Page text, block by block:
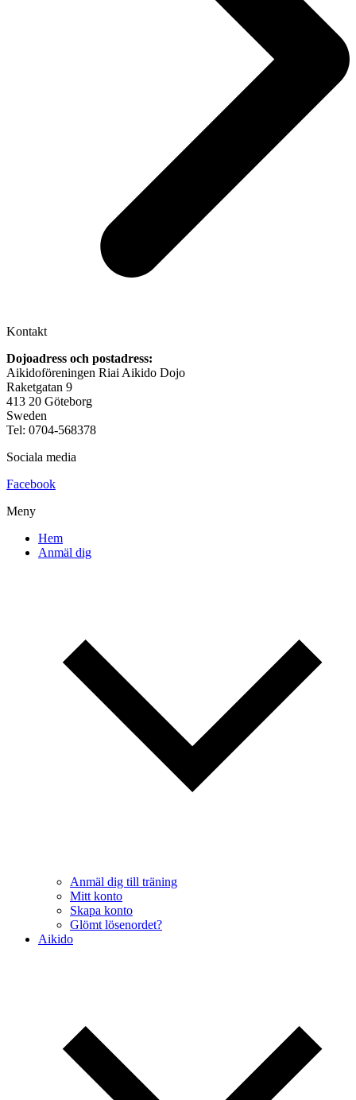
Kontakt
Dojoadress och postadress:
Aikidoföreningen Riai Aikido Dojo
Raketgatan 9
413 20 Göteborg
Sweden
Tel: 0704-568378
Sociala media
Facebook
Meny
Hem
Anmäl dig
Anmäl dig till träning
Mitt konto
Skapa konto
Glömt lösenordet?
Aikido